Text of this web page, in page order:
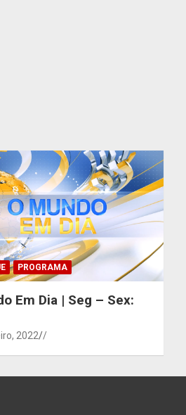
PROGRAMA
Em Dia | Seg – Sex:
2022 /